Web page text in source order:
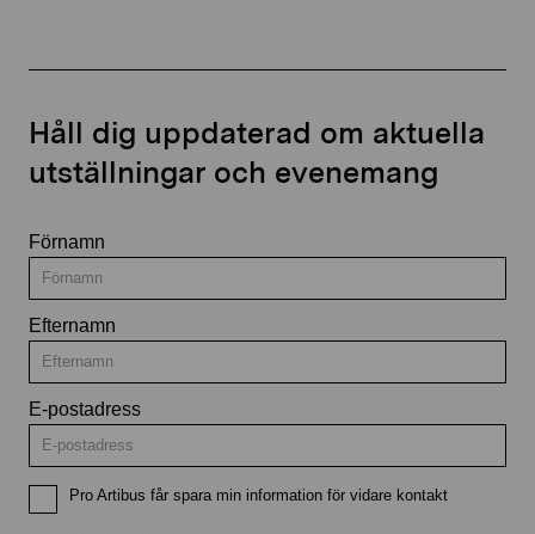
Håll dig uppdaterad om aktuella
utställningar och evenemang
Förnamn
Efternamn
E-postadress
Pro Artibus får spara min information för vidare kontakt